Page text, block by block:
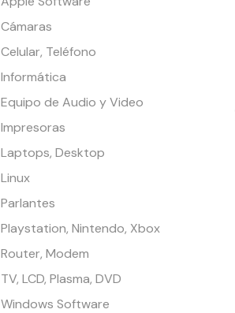
Cámaras
Celular, Teléfono
Informática
Equipo de Audio y Video
Impresoras
Laptops, Desktop
Linux
Parlantes
Playstation, Nintendo, Xbox
Router, Modem
TV, LCD, Plasma, DVD
Windows Software